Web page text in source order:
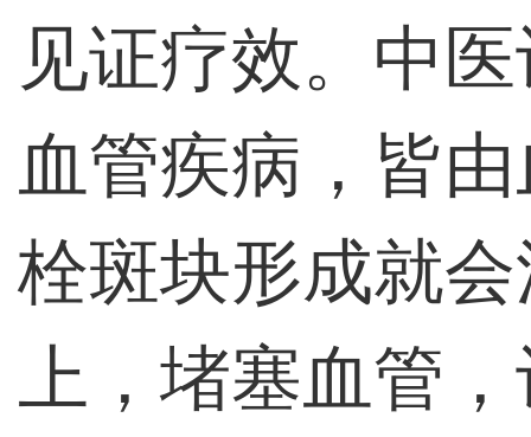
见证疗效。中
血管疾病，皆
栓斑块形成就
上，堵塞血管